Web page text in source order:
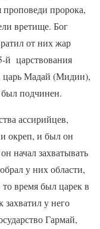
пророка,
вретище. Бог
от них жар
й царствования
царь Мадай (Мидии),
был под­чинен.
ассирийцев,
окреп, и был он
начал захватывать
у них области,
время был царек в
у него
Гармай,